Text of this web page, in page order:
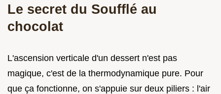
Le secret du Soufflé au
chocolat
L'ascension verticale d'un dessert n'est pas
magique, c'est de la thermodynamique pure. Pour
que ça fonctionne, on s'appuie sur deux piliers : l'air